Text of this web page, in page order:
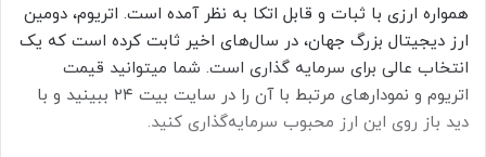
همواره ارزی با ثبات و قابل اتکا به نظر آمده است. اتریوم، دومین
ارز دیجیتال بزرگ جهان، در سال‌های اخیر ثابت کرده است که یک
انتخاب عالی برای سرمایه گذاری است. شما میتوانید قیمت
اتریوم و نمودارهای مرتبط با آن را در سایت بیت ۲۴ ببینید و با
دید باز روی این ارز محبوب سرمایه‌گذاری کنید.